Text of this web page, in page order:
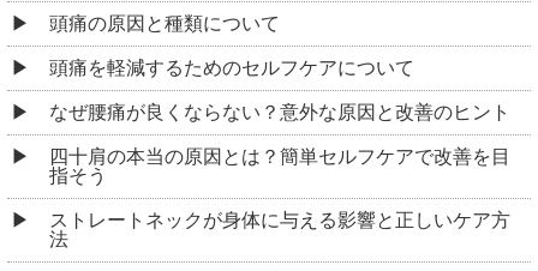
頭痛の原因と種類について
頭痛を軽減するためのセルフケアについて
なぜ腰痛が良くならない？意外な原因と改善のヒント
四十肩の本当の原因とは？簡単セルフケアで改善を目
指そう
ストレートネックが身体に与える影響と正しいケア方
法